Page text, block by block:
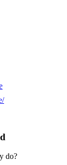
do?